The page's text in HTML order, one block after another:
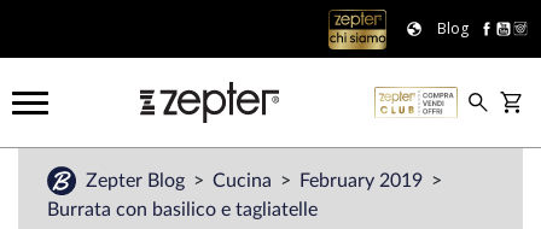
Blog
Zepter Blog Cucina
February 2019
Burrata con basilico e tagliatelle